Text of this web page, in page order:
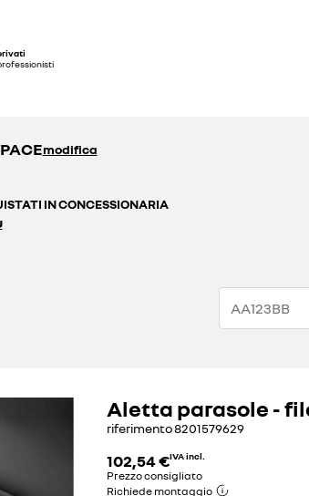
modifica
IN CONCESSIONARIA
Aletta parasole -
riferimento8201579629
102,54 €IVA incl.
Prezzo consigliato
Richiede montaggio